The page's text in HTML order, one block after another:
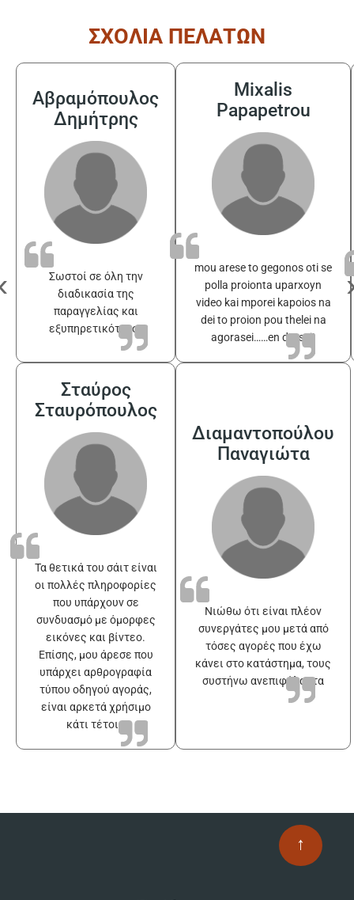
ΣΧΟΛΙΑ ΠΕΛΑΤΩΝ
Αβραμόπουλος
Δημήτρης
Σωστοί σε όλη την
διαδικασία της
παραγγελίας και
εξυπηρετικότατοι
Mixalis
Papapetrou
mou arese to gegonos oti se
polla proionta uparxoyn
video kai mporei kapoios na
dei to proion pou thelei na
agorasei……en drasei!
Σταύρος
Σταυρόπουλος
Τα θετικά του σάιτ είναι
οι πολλές πληροφορίες
που υπάρχουν σε
συνδυασμό με όμορφες
εικόνες και βίντεο.
Επίσης, μου άρεσε που
υπάρχει αρθρογραφία
τύπου οδηγού αγοράς,
είναι αρκετά χρήσιμο
κάτι τέτοιο
Διαμαντοπούλου
Παναγιώτα
Νιώθω ότι είναι πλέον
συνεργάτες μου μετά από
τόσες αγορές που έχω
κάνει στο κατάστημα, τους
συστήνω ανεπιφύλακτα
↑